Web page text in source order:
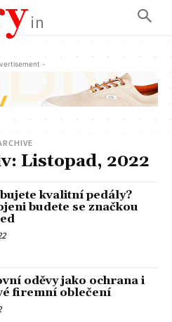
in
-
Listopad, 2022
kvalitní pedály?
budete se značkou
oděvy jako ochrana i
firemní oblečení